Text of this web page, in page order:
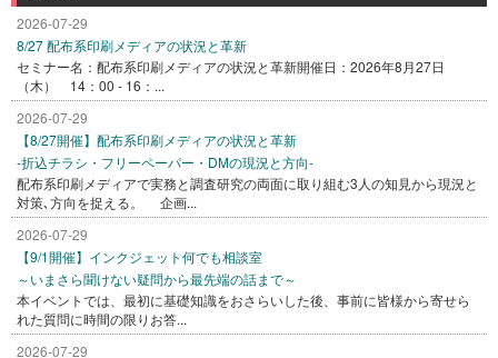
2026-07-29
8/27 配布系印刷メディアの状況と革新
セミナー名：配布系印刷メディアの状況と革新開催日：2026年8月27日
（木） 14：00 - 16：...
2026-07-29
【8/27開催】配布系印刷メディアの状況と革新
-折込チラシ・フリーペーパー・DMの現況と方向-
配布系印刷メディアで実務と調査研究の両面に取り組む3人の知見から現況と
対策､方向を捉える。 企画...
2026-07-29
【9/1開催】インクジェット何でも相談室
～いまさら聞けない疑問から最先端の話まで～
本イベントでは、最初に基礎知識をおさらいした後、事前に皆様から寄せら
れた質問に時間の限りお答...
2026-07-29